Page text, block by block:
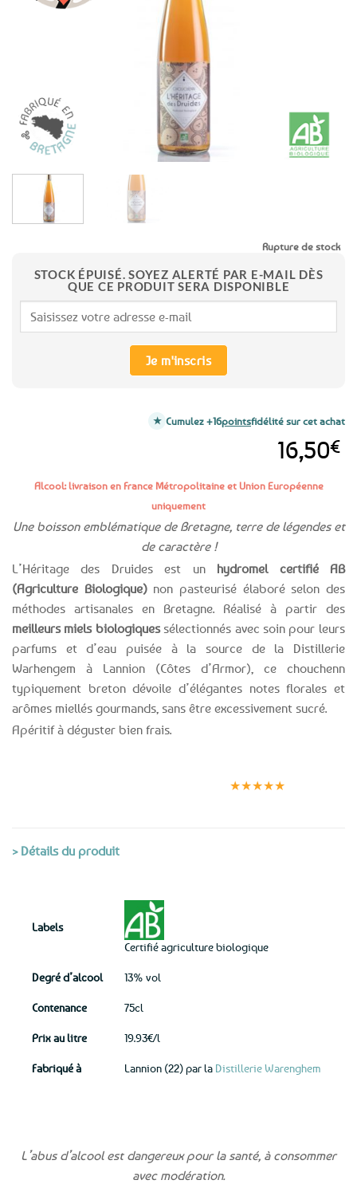
Alcool: livraison en France Métropolitaine et Union Européenne
uniquement
Une boisson emblématique de Bretagne, terre de légendes et
de caractère !
L’Héritage des Druides est un hydromel certifié AB
(Agriculture Biologique)non pasteurisé élaboré selon des
méthodes artisanales en Bretagne. Réalisé à partir des
meilleurs miels biologiquessélectionnés avec soin pour leurs
parfums et d’eau puisée à la source de la Distillerie
Warhengem à Lannion (Côtes d’Armor), ce chouchenn
typiquement breton dévoile d’élégantes notes florales et
arômes miellés gourmands, sans être excessivement sucré.
Apéritif à déguster bien frais.
16,50€
Rupture de stock
STOCK ÉPUISÉ. SOYEZ ALERTÉ PAR E-MAIL DÈS
QUE CE PRODUIT SERA DISPONIBLE
Je m'inscris
Cumulez +16pointsfidélité sur cet achat
★★★★★
> Détails du produit
Labels
Certifié agriculture biologique
Degré d’alcool 13% vol
Contenance 75cl
Prix au litre 19.93€/l
Fabriqué à Lannion (22) par la Distillerie Warenghem
L’abus d’alcool est dangereux pour la santé, à consommer
avec modération.